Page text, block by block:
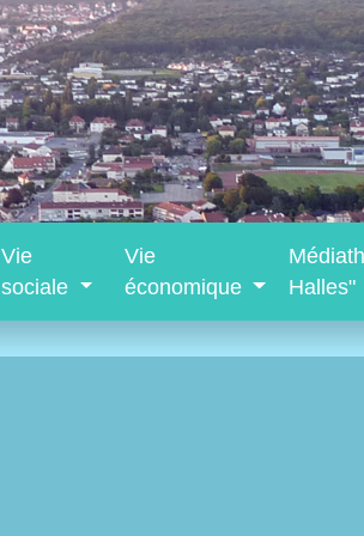
Vie
sociale
Vie
économique
Halles"